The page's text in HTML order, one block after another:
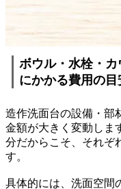
ボウル・水栓・カ
にかかる費用の目
造作洗面台の設備・部
金額が大きく変動しま
分だからこそ、それぞ
す。
具体的には、洗面空間